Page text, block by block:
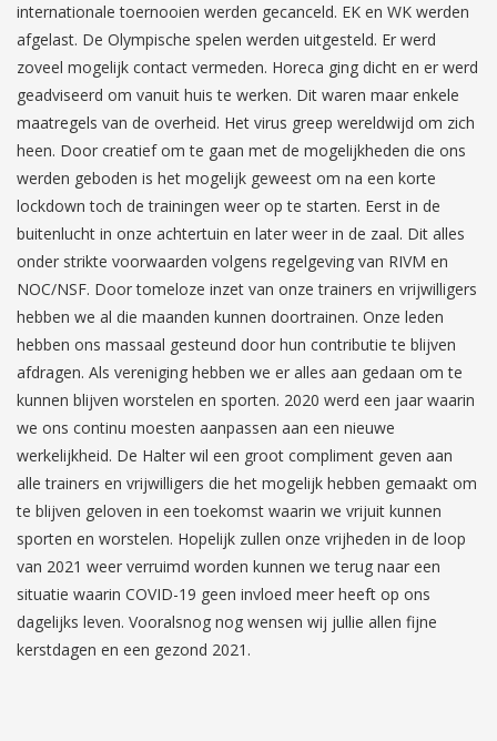
internationale toernooien werden gecanceld. EK en WK werden
afgelast. De Olympische spelen werden uitgesteld. Er werd
zoveel mogelijk contact vermeden. Horeca ging dicht en er werd
geadviseerd om vanuit huis te werken. Dit waren maar enkele
maatregels van de overheid. Het virus greep wereldwijd om zich
heen. Door creatief om te gaan met de mogelijkheden die ons
werden geboden is het mogelijk geweest om na een korte
lockdown toch de trainingen weer op te starten. Eerst in de
buitenlucht in onze achtertuin en later weer in de zaal. Dit alles
onder strikte voorwaarden volgens regelgeving van RIVM en
NOC/NSF. Door tomeloze inzet van onze trainers en vrijwilligers
hebben we al die maanden kunnen doortrainen. Onze leden
hebben ons massaal gesteund door hun contributie te blijven
afdragen. Als vereniging hebben we er alles aan gedaan om te
kunnen blijven worstelen en sporten. 2020 werd een jaar waarin
we ons continu moesten aanpassen aan een nieuwe
werkelijkheid. De Halter wil een groot compliment geven aan
alle trainers en vrijwilligers die het mogelijk hebben gemaakt om
te blijven geloven in een toekomst waarin we vrijuit kunnen
sporten en worstelen. Hopelijk zullen onze vrijheden in de loop
van 2021 weer verruimd worden kunnen we terug naar een
situatie waarin COVID-19 geen invloed meer heeft op ons
dagelijks leven. Vooralsnog nog wensen wij jullie allen fijne
kerstdagen en een gezond 2021.